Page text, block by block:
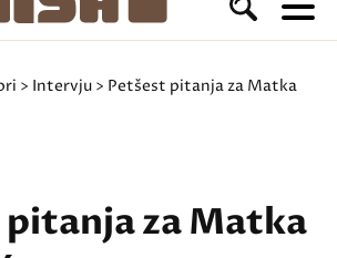
> Intervju > Petšest pitanja za Matka
za Matka